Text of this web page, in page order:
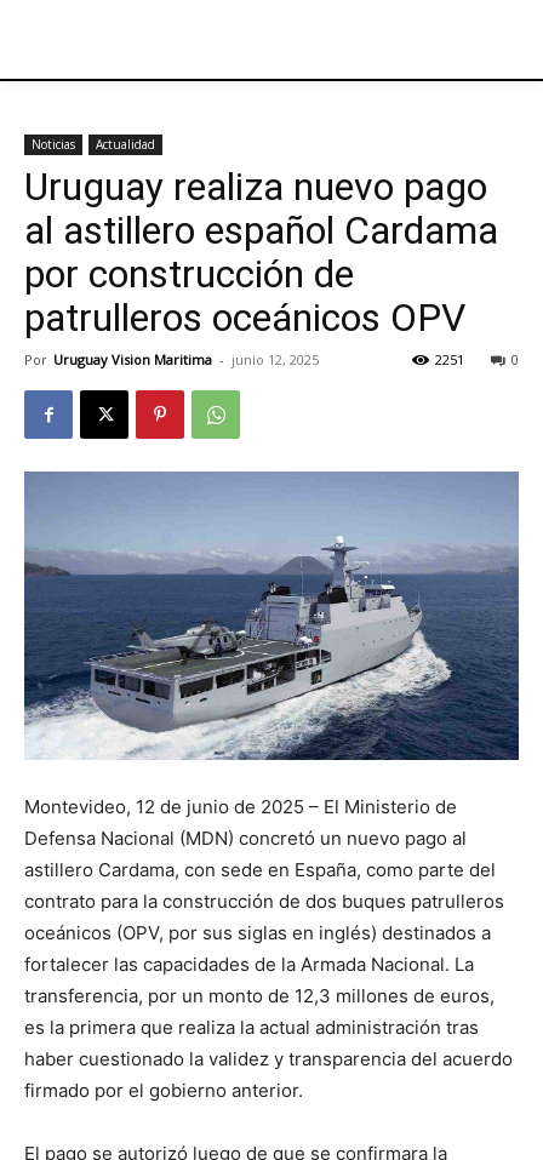
Noticias Actualidad
Uruguay realiza nuevo pago
al astillero español Cardama
por construcción de
patrulleros oceánicos OPV
Por Uruguay Vision Maritima - junio 12, 2025 0
2251
Montevideo, 12 de junio de 2025 – El Ministerio de
Defensa Nacional (MDN) concretó un nuevo pago al
astillero Cardama, con sede en España, como parte del
contrato para la construcción de dos buques patrulleros
oceánicos (OPV, por sus siglas en inglés) destinados a
fortalecer las capacidades de la Armada Nacional. La
transferencia, por un monto de 12,3 millones de euros,
es la primera que realiza la actual administración tras
haber cuestionado la validez y transparencia del acuerdo
firmado por el gobierno anterior.
El pago se autorizó luego de que se confirmara la